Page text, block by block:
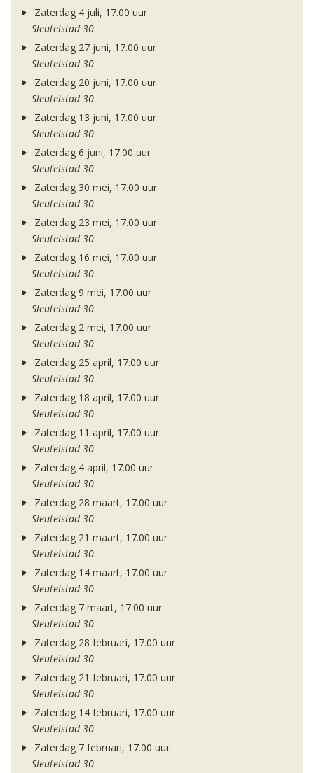
Zaterdag 4 juli, 17.00 uur
Sleutelstad 30
Zaterdag 27 juni, 17.00 uur
Sleutelstad 30
Zaterdag 20 juni, 17.00 uur
Sleutelstad 30
Zaterdag 13 juni, 17.00 uur
Sleutelstad 30
Zaterdag 6 juni, 17.00 uur
Sleutelstad 30
Zaterdag 30 mei, 17.00 uur
Sleutelstad 30
Zaterdag 23 mei, 17.00 uur
Sleutelstad 30
Zaterdag 16 mei, 17.00 uur
Sleutelstad 30
Zaterdag 9 mei, 17.00 uur
Sleutelstad 30
Zaterdag 2 mei, 17.00 uur
Sleutelstad 30
Zaterdag 25 april, 17.00 uur
Sleutelstad 30
Zaterdag 18 april, 17.00 uur
Sleutelstad 30
Zaterdag 11 april, 17.00 uur
Sleutelstad 30
Zaterdag 4 april, 17.00 uur
Sleutelstad 30
Zaterdag 28 maart, 17.00 uur
Sleutelstad 30
Zaterdag 21 maart, 17.00 uur
Sleutelstad 30
Zaterdag 14 maart, 17.00 uur
Sleutelstad 30
Zaterdag 7 maart, 17.00 uur
Sleutelstad 30
Zaterdag 28 februari, 17.00 uur
Sleutelstad 30
Zaterdag 21 februari, 17.00 uur
Sleutelstad 30
Zaterdag 14 februari, 17.00 uur
Sleutelstad 30
Zaterdag 7 februari, 17.00 uur
Sleutelstad 30